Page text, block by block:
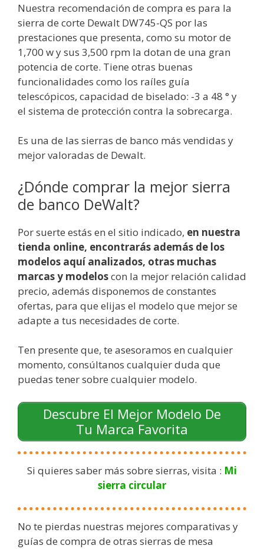
Nuestra recomendación de compra es para la
sierra de corte Dewalt DW745-QS por las
prestaciones que presenta, como su motor de
1,700 w y sus 3,500 rpm la dotan de una gran
potencia de corte. Tiene otras buenas
funcionalidades como los raíles guía
telescópicos, capacidad de biselado: -3 a 48 ° y
el sistema de protección contra la sobrecarga.
Es una de las sierras de banco más vendidas y
mejor valoradas de Dewalt.
¿Dónde comprar la mejor sierra
de banco DeWalt?
Por suerte estás en el sitio indicado, en nuestra
tienda online, encontrarás además de los
modelos aquí analizados, otras muchas
marcas y modeloscon la mejor relación calidad
precio, además disponemos de constantes
ofertas, para que elijas el modelo que mejor se
adapte a tus necesidades de corte.
Ten presente que, te asesoramos en cualquier
momento, consúltanos cualquier duda que
puedas tener sobre cualquier modelo.
Descubre El Mejor Modelo De
Tu Marca Favorita
Si quieres saber más sobre sierras, visita : Mi
sierra circular
No te pierdas nuestras mejores comparativas y
guías de compra de otras sierras de mesa